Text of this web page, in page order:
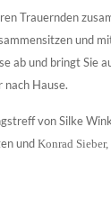
Trauernden
und
ab und bringt Sie
Hause.
von Silke
und Konrad